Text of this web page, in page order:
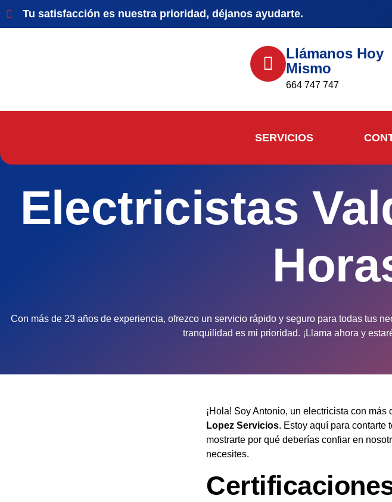
Tu satisfacción es nuestra prioridad, déjanos ayudarte.
Llámanos Hoy
Mismo
664 747 747
SERVICIOS
Electricistas
Con más de 23 años de experiencia, ofrezco un servicio rápido y seguro para todas tus
tranquilidad es mi prioridad. ¡Llama ahora y
¡Hola! Soy Antonio, un electricista con
Lopez Servicios. Estoy aquí para contarte
mostrarte por qué deberías confiar en
necesites.